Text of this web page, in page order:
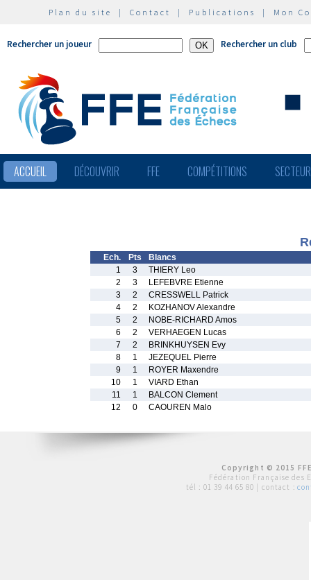
Plan du site | Contact | Publications | Mon
Rechercher un joueur Rechercher un club
ACCUEIL DÉCOUVRIR FFE COMPÉTITIONS
Ech. Pts
Blancs
1
3
THIERY Leo
2
3
LEFEBVRE Etienne
3
2
CRESSWELL Patrick
4
2
KOZHANOV Alexandre
5
2
NOBE-RICHARD Amos
6
2
VERHAEGEN Lucas
7
2
BRINKHUYSEN Evy
8
1
JEZEQUEL Pierre
9
1
ROYER Maxendre
10
1
VIARD Ethan
11
1
BALCON Clement
12
0 CAOUREN Malo
Copyright © 2015
Fédération Française des
tél : 01 39 44 65 80 | contact :